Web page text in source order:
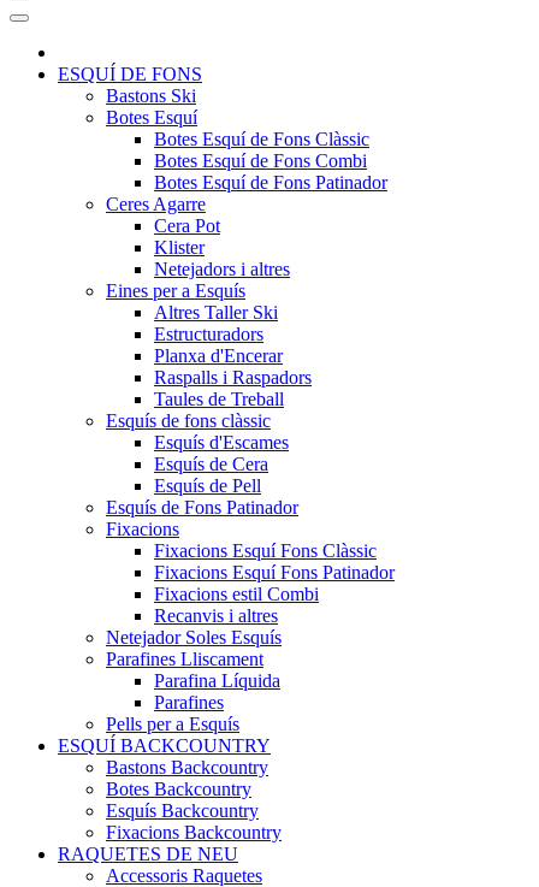
ESQUÍ DE FONS
Bastons Ski
Botes Esquí
Botes Esquí de Fons Clàssic
Botes Esquí de Fons Combi
Botes Esquí de Fons Patinador
Ceres Agarre
Cera Pot
Klister
Netejadors i altres
Eines per a Esquís
Altres Taller Ski
Estructuradors
Planxa d'Encerar
Raspalls i Raspadors
Taules de Treball
Esquís de fons clàssic
Esquís d'Escames
Esquís de Cera
Esquís de Pell
Esquís de Fons Patinador
Fixacions
Fixacions Esquí Fons Clàssic
Fixacions Esquí Fons Patinador
Fixacions estil Combi
Recanvis i altres
Netejador Soles Esquís
Parafines Lliscament
Parafina Líquida
Parafines
Pells per a Esquís
ESQUÍ BACKCOUNTRY
Bastons Backcountry
Botes Backcountry
Esquís Backcountry
Fixacions Backcountry
RAQUETES DE NEU
Accessoris Raquetes